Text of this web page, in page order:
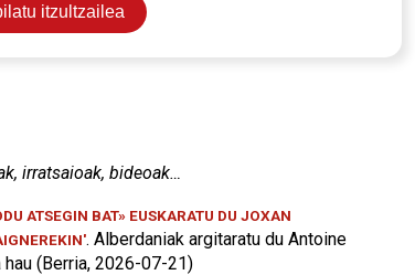
irratsaioak, bideoak…
ATSEGIN BAT» EUSKARATU DU JOXAN
. Alberdaniak argitaratu du Antoine
(Berria, 2026-07-21)